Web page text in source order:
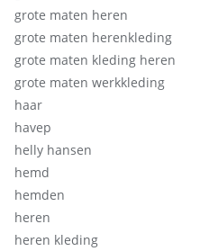
grote maten heren
grote maten herenkleding
grote maten kleding heren
grote maten werkkleding
haar
havep
helly hansen
hemd
hemden
heren
heren kleding